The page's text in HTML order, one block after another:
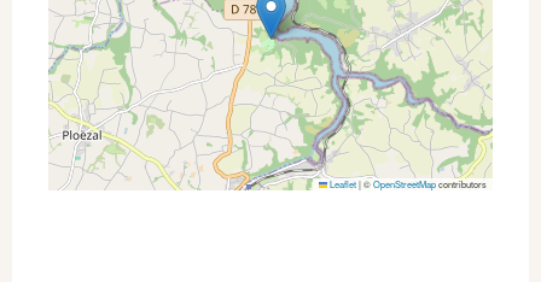
Leaflet|©OpenStreetMapcontributors